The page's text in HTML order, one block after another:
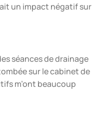
un impact négatif sur
séances de drainage
sur le cabinet de
m’ont beaucoup